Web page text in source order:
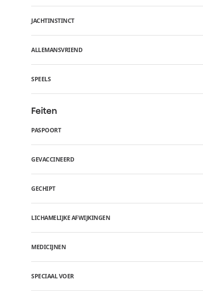
JACHTINSTINCT
ALLEMANSVRIEND
SPEELS
Feiten
PASPOORT
GEVACCINEERD
GECHIPT
LICHAMELIJKE AFWIJKINGEN
MEDICIJNEN
SPECIAAL VOER